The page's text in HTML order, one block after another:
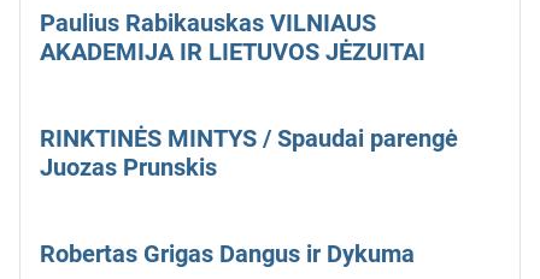
Paulius Rabikauskas VILNIAUS
AKADEMIJA IR LIETUVOS JĖZUITAI
RINKTINĖS MINTYS / Spaudai parengė
Juozas Prunskis
Robertas Grigas Dangus ir Dykuma